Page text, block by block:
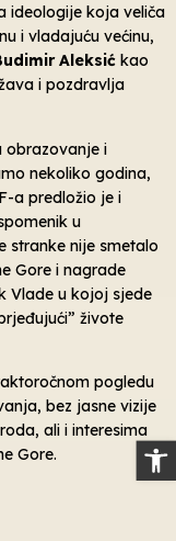
ideologije koja veliča
i vladajuću većinu,
Aleksić kao
i pozdravlja
obrazovanje i
nekoliko godina,
a predložio je i
u
stranke nije smetalo
Gore i nagrade
Vlade u kojoj sjede
živote
pogledu
bez jasne vizije
ali i interesima
Gore.